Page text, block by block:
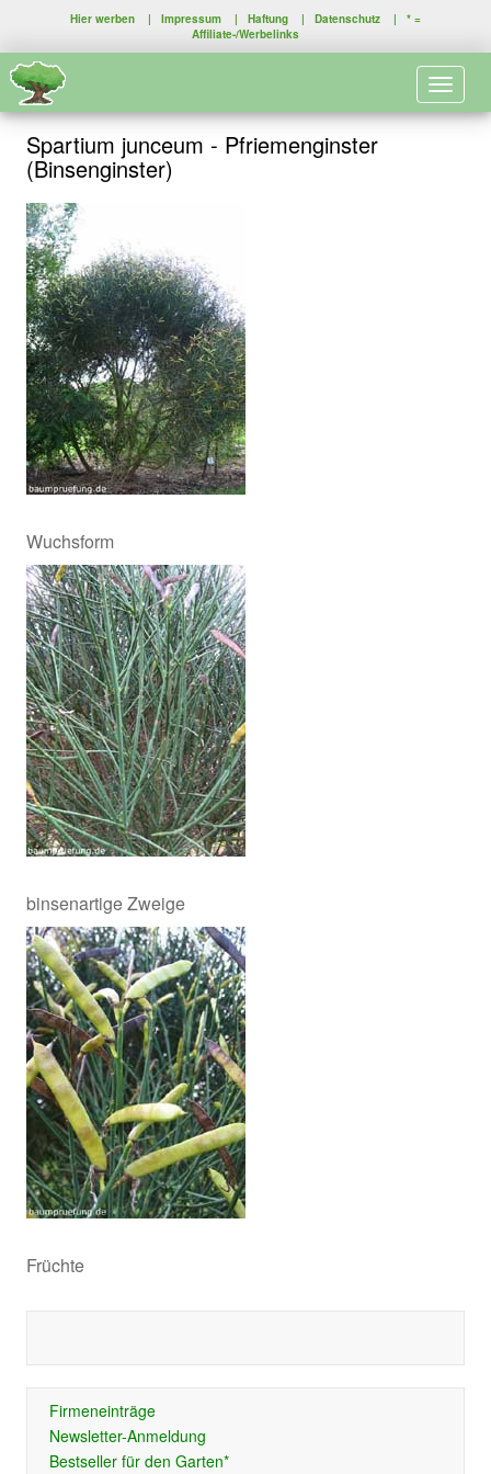
Hier werben | Impressum | Haftung | Datenschutz | * =
Affiliate-/Werbelinks
Spartium junceum - Pfriemenginster
(Binsenginster)
Wuchsform
binsenartige Zweige
Früchte
Firmeneinträge
Newsletter-Anmeldung
Bestseller für den Garten*